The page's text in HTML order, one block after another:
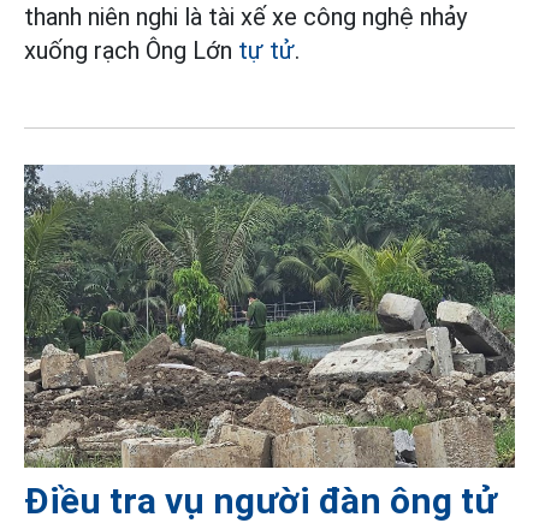
thanh niên nghi là tài xế xe công nghệ nhảy
xuống rạch Ông Lớn tự tử.
Điều tra vụ người đàn ông tử